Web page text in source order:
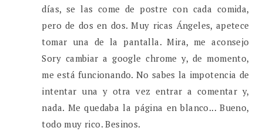
días, se las come de postre con cada comida,
pero de dos en dos. Muy ricas Ángeles, apetece
tomar una de la pantalla. Mira, me aconsejo
Sory cambiar a google chrome y, de momento,
me está funcionando. No sabes la impotencia de
intentar una y otra vez entrar a comentar y,
nada. Me quedaba la página en blanco... Bueno,
todo muy rico. Besinos.